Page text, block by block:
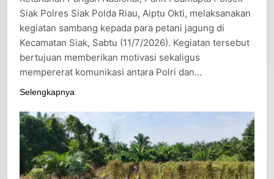
Ketahanan Pangan Nasional, Panit I Samapta Polsek
Siak Polres Siak Polda Riau, Aiptu Okti, melaksanakan
kegiatan sambang kepada para petani jagung di
Kecamatan Siak, Sabtu (11/7/2026). Kegiatan tersebut
bertujuan memberikan motivasi sekaligus